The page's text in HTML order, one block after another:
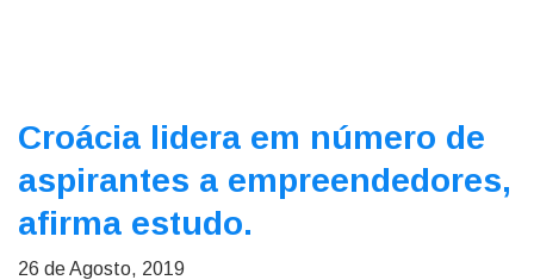
Croácia lidera em número de
aspirantes a empreendedores,
afirma estudo.
26 de Agosto, 2019